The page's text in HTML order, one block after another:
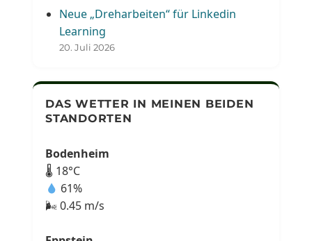
Neue „Dreharbeiten“ für Linkedin
Learning
20. Juli 2026
DAS WETTER IN MEINEN BEIDEN
STANDORTEN
Bodenheim
🌡 18°C
61%
🌬 0.45 m/s